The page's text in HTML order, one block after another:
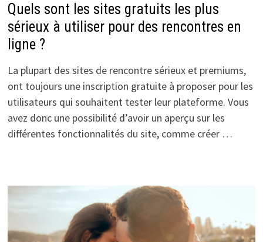
Quels sont les sites gratuits les plus
sérieux à utiliser pour des rencontres en
ligne ?
La plupart des sites de rencontre sérieux et premiums,
ont toujours une inscription gratuite à proposer pour les
utilisateurs qui souhaitent tester leur plateforme. Vous
avez donc une possibilité d’avoir un aperçu sur les
différentes fonctionnalités du site, comme créer …